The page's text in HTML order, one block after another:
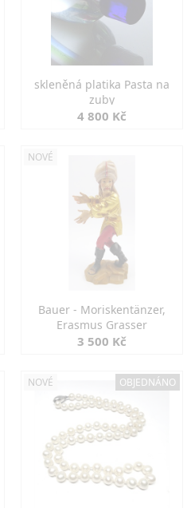
skleněná platika Pasta na
zuby
4 800 Kč
NOVÉ
Bauer - Moriskentänzer,
Erasmus Grasser
3 500 Kč
NOVÉ OBJEDNÁNO